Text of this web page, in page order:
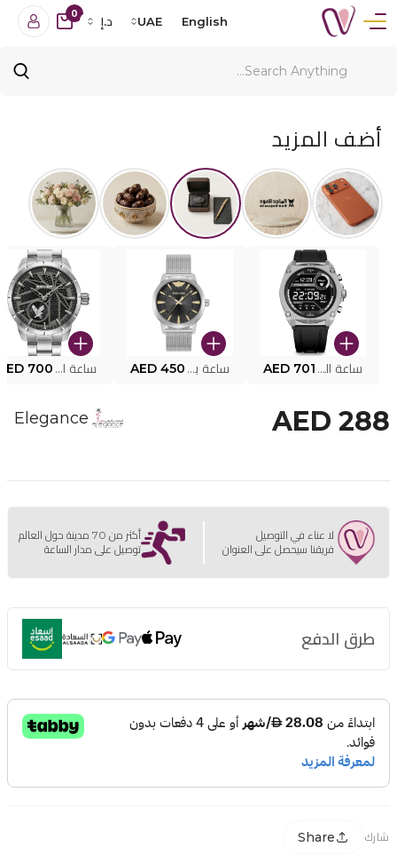
English
UAE د.إ
0
أضف المزيد
ساعة البوليس الذكية MY.AVATAR PEIUN0000101 AED 701 ساعة بوليس للرجال PEWJG0005002 AED 450 ساعة البوليس PEWJG2227302 700
AED 288
Elegance
لا عناء في التوصيل
فريقنا سيحصل على العنوان
أكثر من 70 مدينة حول العالم
توصيل على مدار الساعة
طرق الدفع
شارك Share